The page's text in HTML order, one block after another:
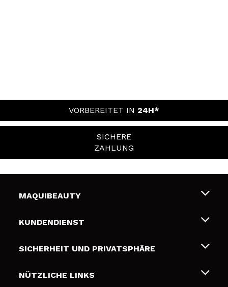
VORBEREITET IN 24H*
SICHERE
ZAHLUNG
MAQUIBEAUTY
Über uns
Geschenkkarten
KUNDENDIENST
Liefer- und Versandkosten
Zahlung
SICHERHEIT UND PRIVATSPHÄRE
Bedingungen und Datenschutz
NÜTZLICHE LINKS